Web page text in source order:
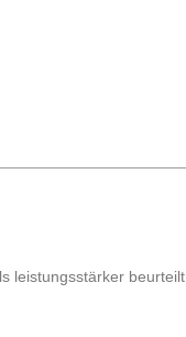
leistungsstärker beur­teilt.